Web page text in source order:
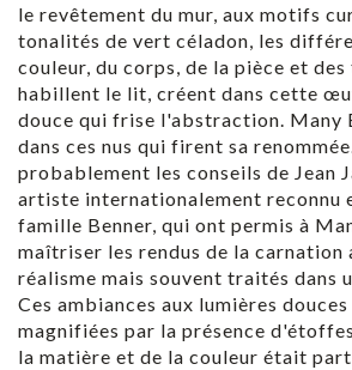
le revêtement du mur, aux motifs
tonalités de vert céladon, les
couleur, du corps, de la pièce et
habillent le lit, créent dans cette
douce qui frise l'abstraction. Many
dans ces nus qui firent sa
probablement les conseils de Jean
artiste internationalement reconnu
famille Benner, qui ont permis à
maîtriser les rendus de la carnation
réalisme mais souvent traités dans
Ces ambiances aux lumières
magnifiées par la présence
la matière et de la couleur était